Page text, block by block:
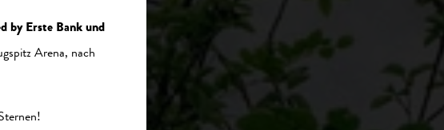
by Erste Bank und
Arena, nach